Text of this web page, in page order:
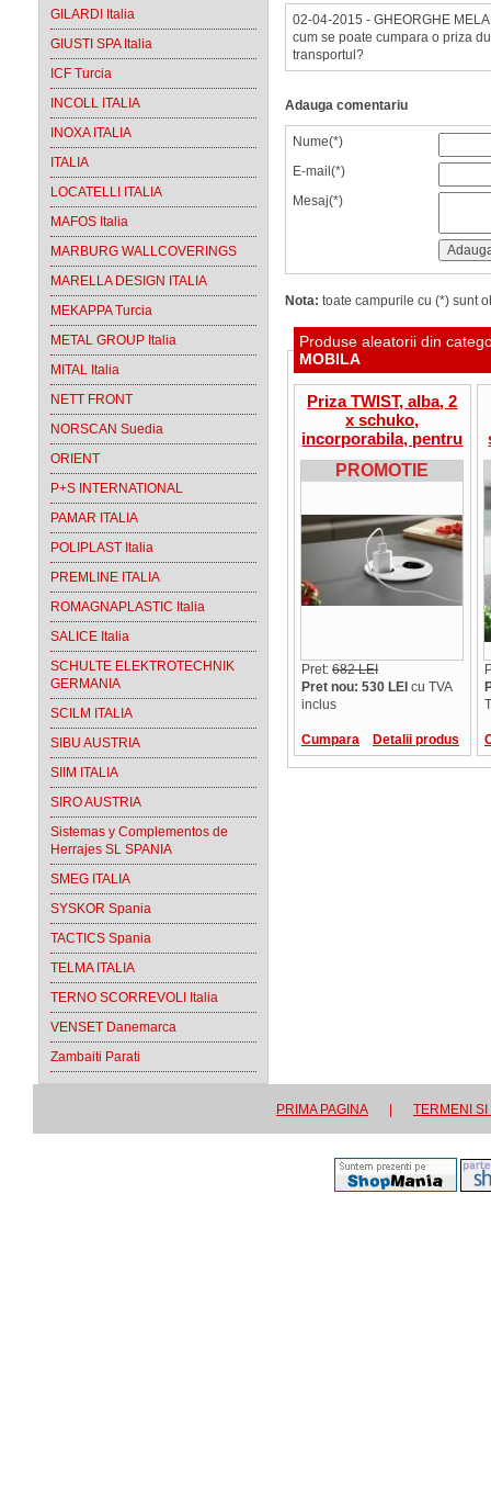
GILARDI Italia
GIUSTI SPA Italia
ICF Turcia
INCOLL ITALIA
INOXA ITALIA
ITALIA
LOCATELLI ITALIA
MAFOS Italia
MARBURG WALLCOVERINGS
MARELLA DESIGN ITALIA
MEKAPPA Turcia
METAL GROUP Italia
MITAL Italia
NETT FRONT
NORSCAN Suedia
ORIENT
P+S INTERNATIONAL
PAMAR ITALIA
POLIPLAST Italia
PREMLINE ITALIA
ROMAGNAPLASTIC Italia
SALICE Italia
SCHULTE ELEKTROTECHNIK
GERMANIA
SCILM ITALIA
SIBU AUSTRIA
SIIM ITALIA
SIRO AUSTRIA
Sistemas y Complementos de
Herrajes SL SPANIA
SMEG ITALIA
SYSKOR Spania
TACTICS Spania
TELMA ITALIA
TERNO SCORREVOLI Italia
VENSET Danemarca
Zambaiti Parati
02-04-2015 - GHEORGHE
cum se poate cumpara o priza
transportul?
Adauga comentariu
Nume(*)
E-mail(*)
Mesaj(*)
Nota: toate campurile cu (*) sunt
Produse aleatorii din
MOBILA
Priza TWIST, alba, 2
x schuko,
incorporabila, pentru
blat bucatarie
PROMOTIE
Pret: 682 LEI
Pret nou: 530 LEI cu TVA
inclus
Cumpara Detalii produs
PRIMA PAGINA TERMENI SI